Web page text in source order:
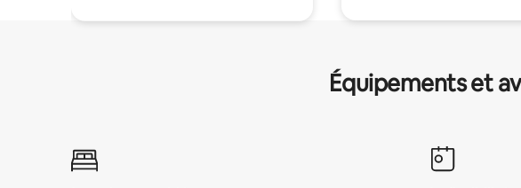
Équipements et